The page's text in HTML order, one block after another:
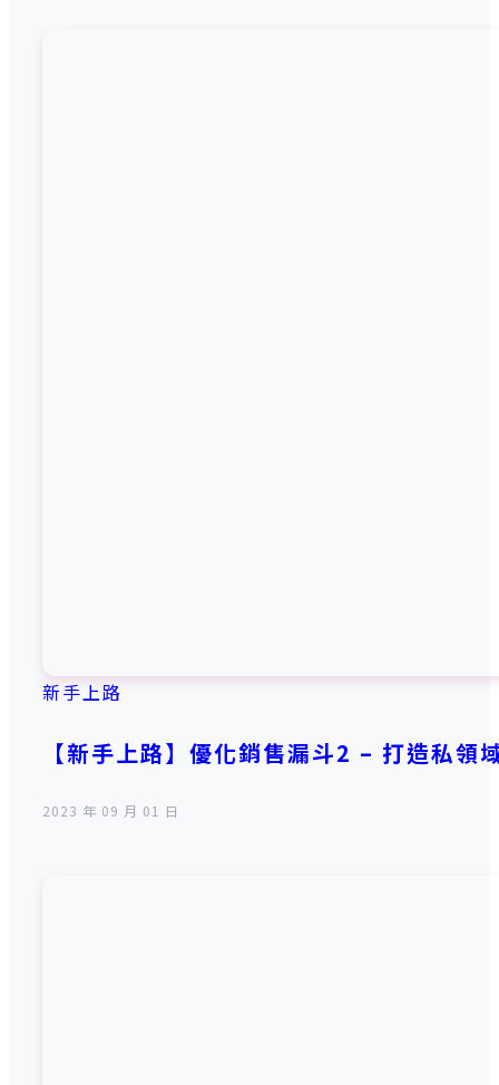
新手上路
【新手上路】優化銷售漏斗2 – 打造私領
2023 年 09 月 01 日